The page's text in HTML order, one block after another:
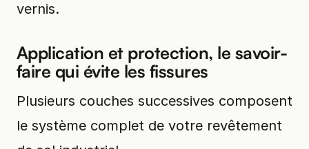
vernis.
Application et protection, le savoir-
faire qui évite les fissures
Plusieurs couches successives composent
le système complet de votre revêtement